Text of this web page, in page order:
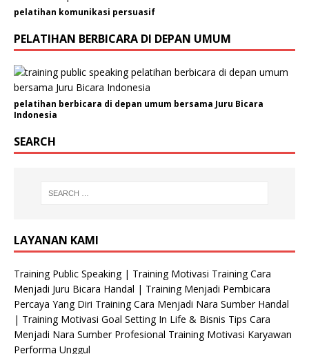
a
pelatihan komunikasi persuasif
PELATIHAN BERBICARA DI DEPAN UMUM
pelatihan berbicara di depan umum bersama Juru Bicara
Indonesia
SEARCH
LAYANAN KAMI
Training Public Speaking | Training Motivasi Training Cara
Menjadi Juru Bicara Handal | Training Menjadi Pembicara
Percaya Yang Diri Training Cara Menjadi Nara Sumber Handal
| Training Motivasi Goal Setting In Life & Bisnis Tips Cara
Menjadi Nara Sumber Profesional Training Motivasi Karyawan
Performa Unggul